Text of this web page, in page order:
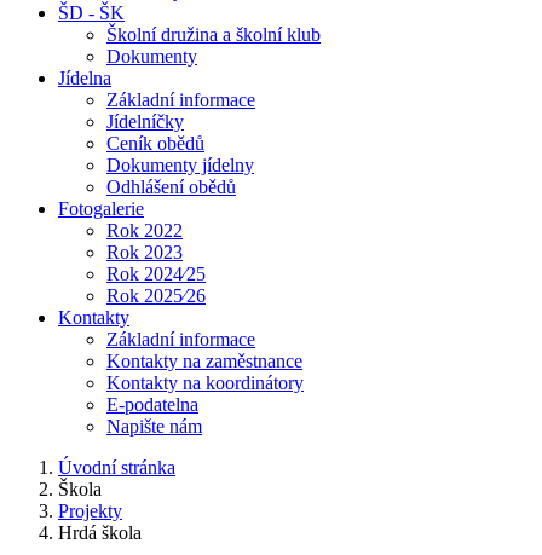
ŠD - ŠK
Školní družina a školní klub
Dokumenty
Jídelna
Základní informace
Jídelníčky
Ceník obědů
Dokumenty jídelny
Odhlášení obědů
Fotogalerie
Rok 2022
Rok 2023
Rok 2024⁄25
Rok 2025⁄26
Kontakty
Základní informace
Kontakty na zaměstnance
Kontakty na koordinátory
E-podatelna
Napište nám
Úvodní stránka
Škola
Projekty
Hrdá škola